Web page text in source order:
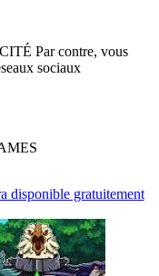
Par contre, vous
sociaux
disponible gratuitement